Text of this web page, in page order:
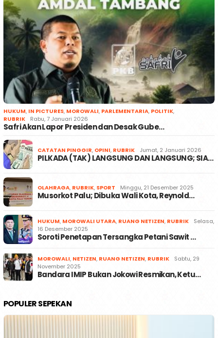
HUKUM, IN PICTURES, MOROWALI, PARLEMENTARIA, POLITIK,
RUBRIK
Rabu, 7 Januari 2026
Safri Akan Lapor Presiden dan Desak Gube…
CATATAN PINGGIR, OPINI, RUBRIK Jumat, 2 Januari 2026
PILKADA (TAK) LANGSUNG DAN LANGSUNG; SIA…
OLAHRAGA, RUBRIK, SPORT Minggu, 21 Desember 2025
Musorkot Palu; Dibuka Wali Kota, Reynold…
HUKUM, MOROWALI UTARA, RUANG NETIZEN, RUBRIK
Selasa,
16 Desember 2025
Soroti Penetapan Tersangka Petani Sawit …
MOROWALI, NETIZEN, RUANG NETIZEN, RUBRIK
Sabtu, 29
November 2025
Bandara IMIP Bukan Jokowi Resmikan, Ketu…
POPULER SEPEKAN